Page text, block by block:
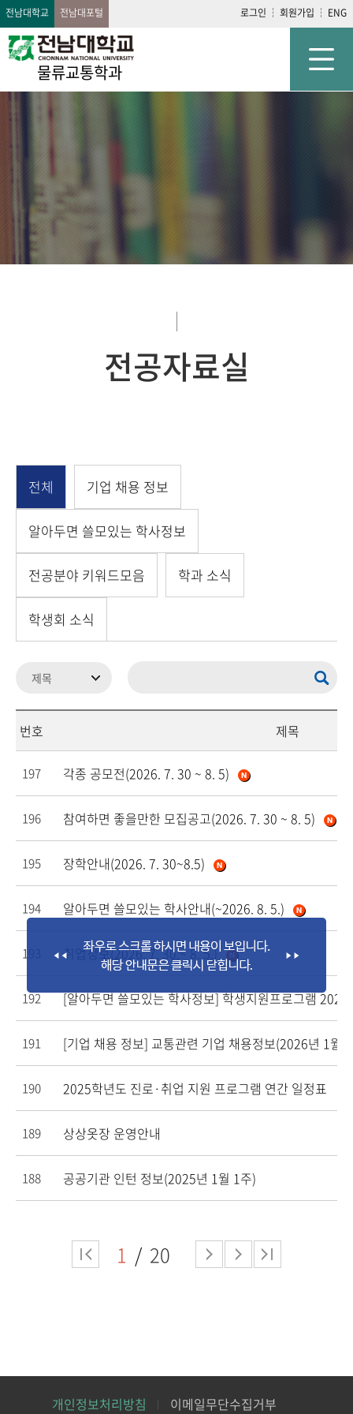
전남대학교 전남대포털 로그인 회원가입 ENG
물류교통학과
전공자료실
전체 기업 채용 정보
알아두면 쓸모있는 학사정보
전공분야 키워드모음 학과 소식
학생회 소식
번호 제목
197 각종 공모전(2026. 7. 30 ~ 8. 5)
196 참여하면 좋을만한 모집공고(2026. 7. 30 ~ 8. 5)
195 장학안내(2026. 7. 30~8.5)
194 알아두면 쓸모있는 학사안내(~2026. 8. 5.)
193 취업정보(2026. 7. 30.~ 8. 5.)
192 [알아두면 쓸모있는 학사정보]학생지원프로그램 2026
191 [기업 채용 정보] 교통관련 기업 채용정보(2026년 1월
190 2025학년도 진로·취업 지원 프로그램 연간 일정표
189 상상옷장 운영안내
188 공공기관 인턴 정보(2025년 1월 1주)
1 20
개인정보처리방침 이메일무단수집거부